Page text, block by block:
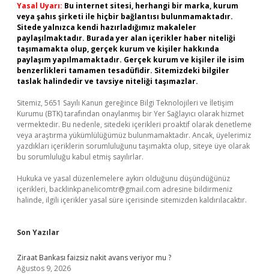
Yasal Uyarı: Bu internet sitesi, herhangi bir marka, kurum
veya şahıs şirketi ile hiçbir bağlantısı bulunmamaktadır.
Sitede yalnızca kendi hazırladığımız makaleler
paylaşılmaktadır. Burada yer alan içerikler haber niteliği
taşımamakta olup, gerçek kurum ve kişiler hakkında
paylaşım yapılmamaktadır. Gerçek kurum ve kişiler ile isim
benzerlikleri tamamen tesadüfidir. Sitemizdeki bilgiler
taslak halindedir ve tavsiye niteliği taşımazlar.
Sitemiz, 5651 Sayılı Kanun gereğince Bilgi Teknolojileri ve İletişim
Kurumu (BTK) tarafından onaylanmış bir Yer Sağlayıcı olarak hizmet
vermektedir. Bu nedenle, sitedeki içerikleri proaktif olarak denetleme
veya araştırma yükümlülüğümüz bulunmamaktadır. Ancak, üyelerimiz
yazdıkları içeriklerin sorumluluğunu taşımakta olup, siteye üye olarak
bu sorumluluğu kabul etmiş sayılırlar.
Hukuka ve yasal düzenlemelere aykırı olduğunu düşündüğünüz
içerikleri, backlinkpanelicomtr@gmail.com adresine bildirmeniz
halinde, ilgili içerikler yasal süre içerisinde sitemizden kaldırılacaktır.
Son Yazılar
Ziraat Bankası faizsiz nakit avans veriyor mu ?
Ağustos 9, 2026